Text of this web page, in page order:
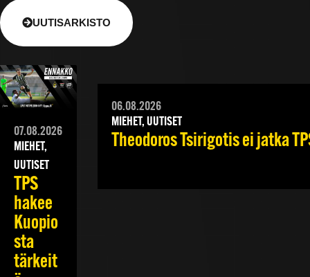
UUTISARKISTO
07.08.2026
MIEHET,
UUTISET
TPS
hakee
Kuopio
sta
tärkeit
06.08.2026
MIEHET, UUTISET
Theodoros Tsirigotis ei jatka